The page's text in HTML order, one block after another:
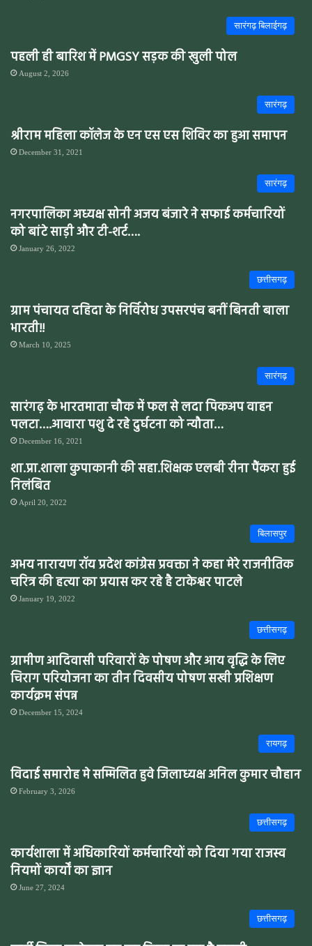
सारंगढ़ बिलाईगढ़
पहली ही बारिश में PMGSY सड़क की खुली पोल
August 2, 2026
सारंगढ़
श्रीराम महिला कॉलेज के एन एस एस शिविर का हुआ समापन
December 31, 2021
सारंगढ़
नगरपालिका अध्यक्ष सोनी अजय बंजारे ने सफाई कर्मचारियों
को बांटे साड़ी और टी-शर्ट….
January 26, 2022
छत्तीसगढ़
ग्राम पंचायत दहिदा के निर्विरोध उपसरपंच बनीं बिनती बाला
भारती!!
March 10, 2025
सारंगढ़
सारंगढ़ के भारतमाता चौक में फल से लदा पिकअप वाहन
पलटा….आवारा पशु दे रहे दुर्घटना को न्यौता…
December 16, 2021
शा.प्रा.शाला कुपाकानी की सहा.शिक्षक एलबी रीना पैंकरा हुई
निलंबित
April 20, 2022
बिलासपुर
अभय नारायण रॉय प्रदेश कांग्रेस प्रवक्ता ने कहा मेरे राजनीतिक
चरित्र की हत्या का प्रयास कर रहे है टाकेश्वर पाटले
January 19, 2022
छत्तीसगढ़
ग्रामीण आदिवासी परिवारों के पोषण और आय वृद्धि के लिए
चिराग परियोजना का तीन दिवसीय पोषण सखी प्रशिक्षण
कार्यक्रम संपन्न
December 15, 2024
रायगढ़
विदाई समारोह मे सम्मिलित हुवे जिलाध्यक्ष अनिल कुमार चौहान
February 3, 2026
छत्तीसगढ़
कार्यशाला में अधिकारियों कर्मचारियों को दिया गया राजस्व
नियमों कार्यों का ज्ञान
June 27, 2024
छत्तीसगढ़